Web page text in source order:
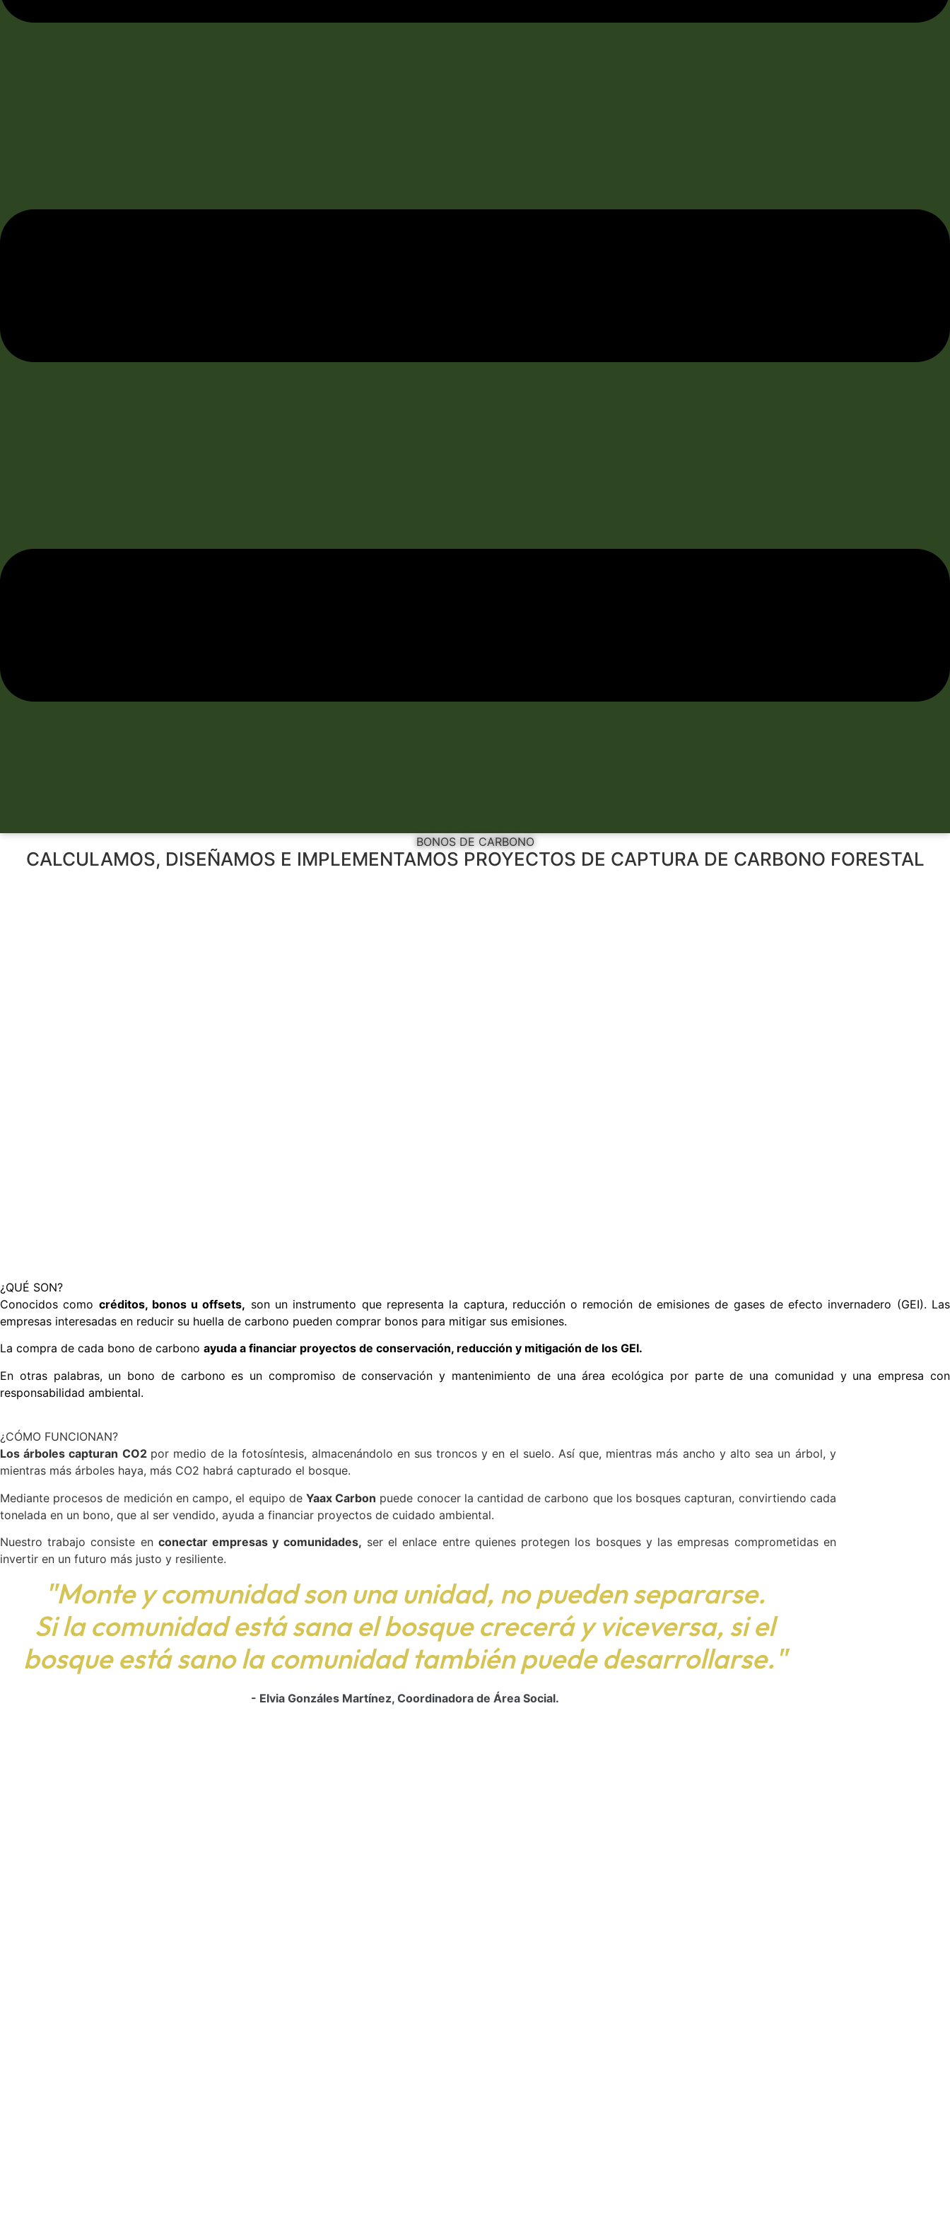
BONOS DE CARBONO
CALCULAMOS, DISEÑAMOS E IMPLEMENTAMOS PROYECTOS DE CAPTURA DE CARBONO FORESTAL
¿QUÉ SON?
Conocidos como créditos, bonos u offsets, son un instrumento que representa la captura, reducción o remoción de emisiones de gases de efecto invernadero (GEI). Las
empresas interesadas en reducir su huella de carbono pueden comprar bonos para mitigar sus emisiones.
La compra de cada bono de carbono ayuda a financiar proyectos de conservación, reducción y mitigación de los GEI.
En otras palabras, un bono de carbono es un compromiso de conservación y mantenimiento de una área ecológica por parte de una comunidad y una empresa con
responsabilidad ambiental.
¿CÓMO FUNCIONAN?
Los árboles capturan CO2 por medio de la fotosíntesis, almacenándolo en sus troncos y en el suelo. Así que, mientras más ancho y alto sea un árbol, y
mientras más árboles haya, más CO2 habrá capturado el bosque.
Mediante procesos de medición en campo, el equipo de Yaax Carbon puede conocer la cantidad de carbono que los bosques capturan, convirtiendo cada
tonelada en un bono, que al ser vendido, ayuda a financiar proyectos de cuidado ambiental.
Nuestro trabajo consiste en conectar empresas y comunidades, ser el enlace entre quienes protegen los bosques y las empresas comprometidas en
invertir en un futuro más justo y resiliente.
"Monte y comunidad son una unidad, no pueden separarse.
Si la comunidad está sana el bosque crecerá y viceversa, si el
bosque está sano la comunidad también puede desarrollarse."
- Elvia Gonzáles Martínez, Coordinadora de Área Social.